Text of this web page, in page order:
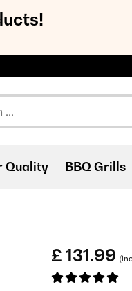
Quality BBQ Grills
£ 131.99